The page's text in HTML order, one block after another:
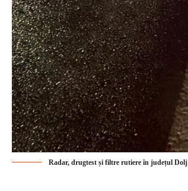
Radar, drugtest și filtre rutiere în județul Dolj